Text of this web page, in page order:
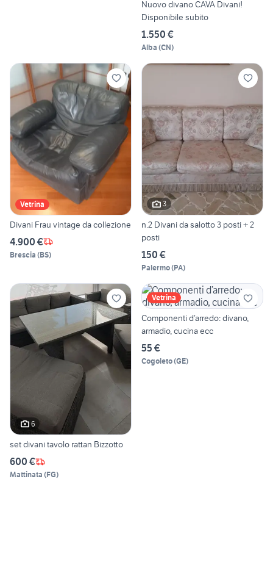
Nuovo divano CAVA Divani!
Disponibile subito
1.550 €
Alba (CN)
Vetrina
Divani Frau vintage da collezione
4.900 €
Brescia (BS)
3
n.2 Divani da salotto 3 posti + 2
posti
150 €
Palermo(PA)
6
set divani tavolo rattan Bizzotto
600 €
Mattinata (FG)
Vetrina
Componenti d’arredo: divano,
armadio, cucina ecc
55 €
Cogoleto(GE)